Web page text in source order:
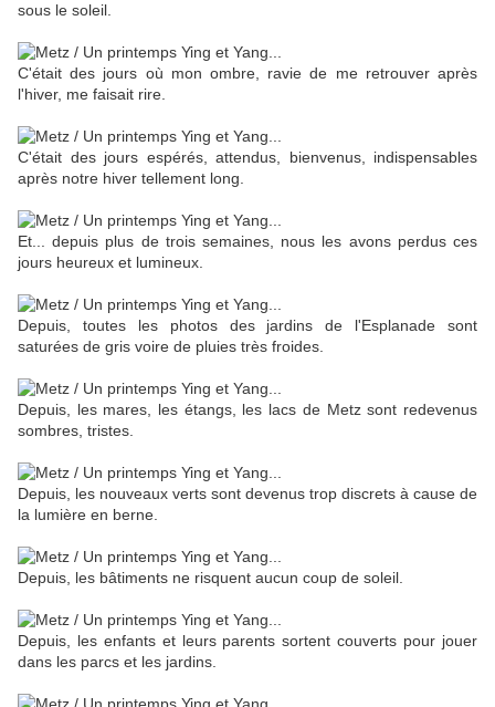
sous le soleil.
C'était des jours où mon ombre, ravie de me retrouver après
l'hiver, me faisait rire.
C'était des jours espérés, attendus, bienvenus, indispensables
après notre hiver tellement long.
Et... depuis plus de trois semaines, nous les avons perdus ces
jours heureux et lumineux.
Depuis, toutes les photos des jardins de l'Esplanade sont
saturées de gris voire de pluies très froides.
Depuis, les mares, les étangs, les lacs de Metz sont redevenus
sombres, tristes.
Depuis, les nouveaux verts sont devenus trop discrets à cause de
la lumière en berne.
Depuis, les bâtiments ne risquent aucun coup de soleil.
Depuis, les enfants et leurs parents sortent couverts pour jouer
dans les parcs et les jardins.